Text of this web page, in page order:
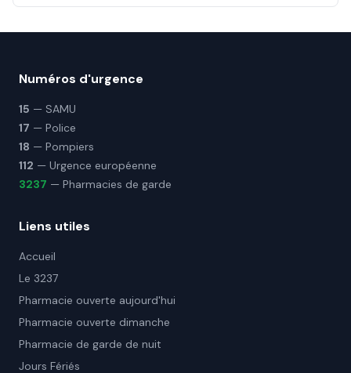
Numéros d'urgence
15 — SAMU
17 — Police
18 — Pompiers
112 — Urgence européenne
3237 — Pharmacies de garde
Liens utiles
Accueil
Le 3237
Pharmacie ouverte aujourd'hui
Pharmacie ouverte dimanche
Pharmacie de garde de nuit
Jours Fériés